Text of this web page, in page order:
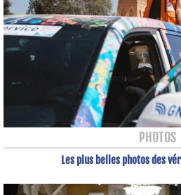
PHOTOS
Les plus belles photos des